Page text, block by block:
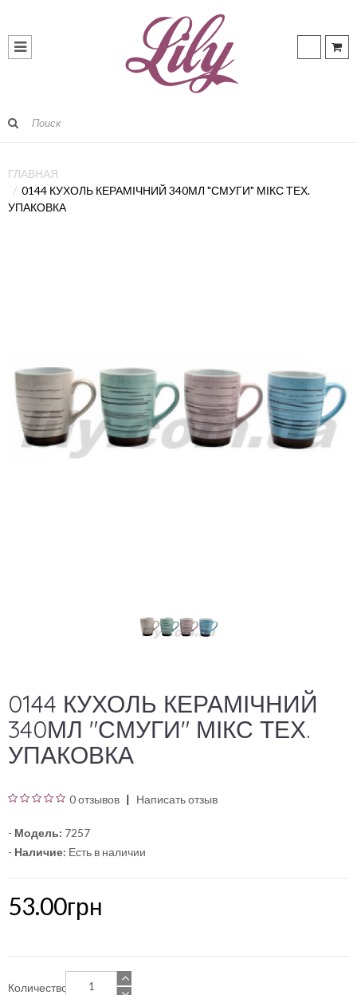
ГЛАВНАЯ
0144 КУХОЛЬ КЕРАМІЧНИЙ 340МЛ "СМУГИ" МІКС ТЕХ.
УПАКОВКА
0144 КУХОЛЬ КЕРАМІЧНИЙ
340МЛ "СМУГИ" МІКС ТЕХ.
УПАКОВКА
0 отзывов Написать отзыв
- Модель: 7257
- Наличие: Есть в наличии
53.00грн
Количество